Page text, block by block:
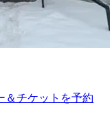
＆チケットを予約